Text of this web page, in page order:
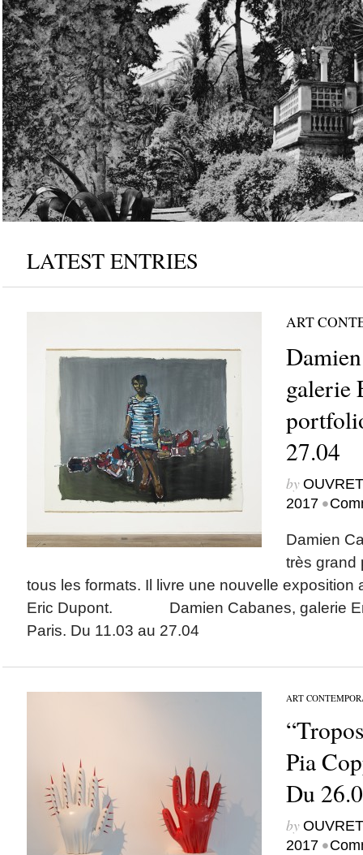
LATEST ENTRIES
ART
galerie
27.04
by
2017 •
Damien
très grand
tous les formats. Il livre une nouvelle exposition
Eric Dupont. Damien Cabanes, galerie
Paris. Du 11.03 au 27.04
ART
Pia
Du
by
2017 •